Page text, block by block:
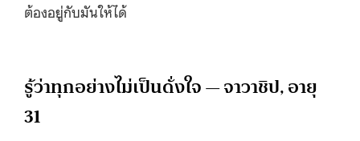
ต้องอยู่กับมันให้ได้
รู้ว่าทุกอย่างไม่เป็นดั่งใจ — จาวาชิป, อายุ
31